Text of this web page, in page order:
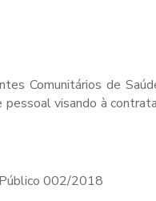
Comunitários de
visando à
002/2018